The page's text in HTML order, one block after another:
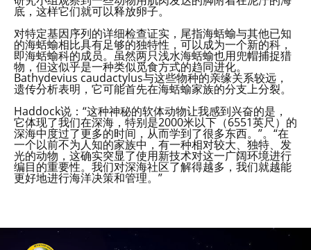
底，这样它们就可以释放卵子。
对特定基因序列的详细检查证实，尾指海蛞蝓与其他已知
的海蛞蝓相比具有足够的独特性，可以成为一个新的科，
即海蛞蝓科的成员。虽然两只浅水海蛞蝓也用兜帽捕捉猎
物，但这似乎是一种类似觅食方式的趋同进化。
Bathydevius caudactylus与这些物种的亲缘关系较远，
遗传分析表明，它可能首先在海蛞蝓家族的分支上分裂。
Haddock说：“这种神秘的软体动物让我感到兴奋的是，
它体现了我们在深海，特别是2000米以下（6551英尺）的
深海中度过了更多的时间，从而学到了很多东西。”。“在
一个以前不为人知的家族中，有一种相对较大、独特、发
光的动物，这确实突显了使用新技术对这一广阔环境进行
编目的重要性。我们对深海社区了解得越多，我们就越能
更好地进行海洋决策和管理。”